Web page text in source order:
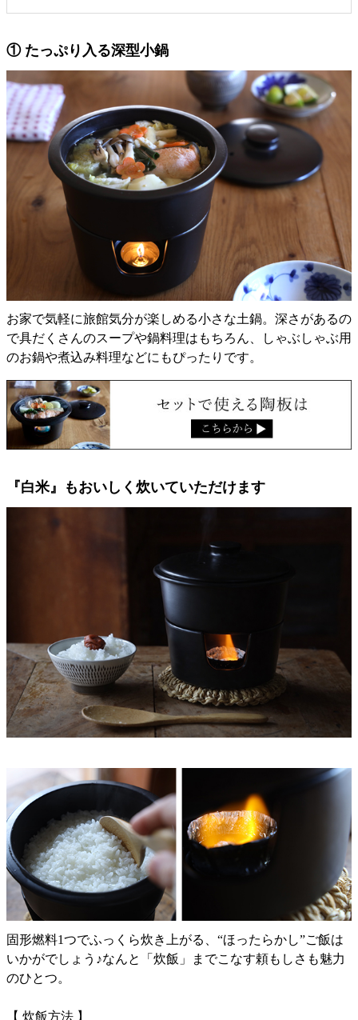
① たっぷり入る深型小鍋
お家で気軽に旅館気分が楽しめる小さな土鍋。深さがあるの
で具だくさんのスープや鍋料理はもちろん、しゃぶしゃぶ用
のお鍋や煮込み料理などにもぴったりです。
『白米』もおいしく炊いていただけます
固形燃料1つでふっくら炊き上がる、“ほったらかし”ご飯は
いかがでしょう♪なんと「炊飯」までこなす頼もしさも魅力
のひとつ。
【 炊飯方法 】